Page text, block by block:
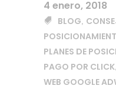
4 enero, 2018
BLOG,
PLANES DE
PAGO POR CLICK,
WEB GOOGLE